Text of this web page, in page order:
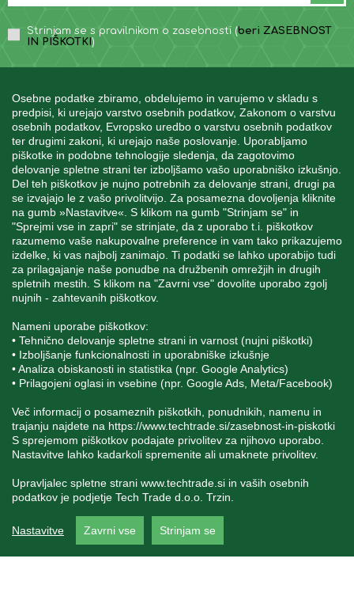
Osebne podatke zbiramo, obdelujemo in varujemo v skladu s
predpisi, ki urejajo varstvo osebnih podatkov, Zakonom o varstvu
osebnih podatkov, Evropsko uredbo o varstvu osebnih podatkov
ter drugimi zakoni, ki urejajo naše poslovanje. Uporabljamo
piškotke in podobne tehnologije sledenja, da zagotovimo
delovanje spletne strani ter izboljšamo vašo uporabniško izkušnjo.
Del teh piškotkov je nujno potrebnih za delovanje strani, drugi pa
se izvajajo le z vašo privolitvijo. Za posamezna dovoljenja kliknite
na gumb »Nastavitve«. S klikom na gumb "Strinjam se" in
"Sprejmi vse in zapri" se strinjate, da z uporabo t.i. piškotkov
razumemo vaše nakupovalne preference in vam tako prikazujemo
izdelke, ki vas najbolj zanimajo. Ti podatki se lahko uporabijo tudi
za prilagajanje naše ponudbe na družbenih omrežjih in drugih
spletnih mestih. S klikom na "Zavrni vse" dovolite uporabo zgolj
nujnih - zahtevanih piškotkov.
Nameni uporabe piškotkov:
• Tehnično delovanje spletne strani in varnost (nujni piškotki)
• Izboljšanje funkcionalnosti in uporabniške izkušnje
• Analiza obiskanosti in statistika (npr. Google Analytics)
• Prilagojeni oglasi in vsebine (npr. Google Ads, Meta/Facebook)
Več informacij o posameznih piškotkih, ponudnikih, namenu in
trajanju najdete na https://www.techtrade.si/zasebnost-in-piskotki
S sprejemom piškotkov podajate privolitev za njihovo uporabo.
Nastavitve lahko kadarkoli spremenite ali umaknete privolitev.
Upravljalec spletne strani www.techtrade.si in vaših osebnih
podatkov je podjetje Tech Trade d.o.o. Trzin.
Nastavitve Zavrni vse Strinjam se
Strinjam se s pravilnikom o zasebnosti (beri ZASEBNOST
IN PIŠKOTKI )
INFORMACIJE
MOJ RAČUN
STORITEV ZA STRANKE
SPREMLJAJTE NAS
Blatnica 8, 1236 Trzin
pravilne in verodostojne podatke. V kolikor na naši
spletni strani zasledite napačne oziroma neustrezne
podatke ali slike, vas prosimo, da nam to sporočite na